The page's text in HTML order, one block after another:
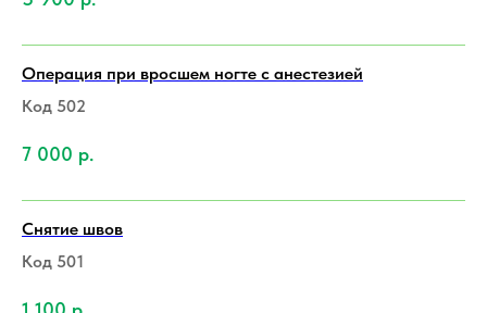
Операция при вросшем ногте с анестезией
Код 502
7 000 р.
Снятие швов
Код 501